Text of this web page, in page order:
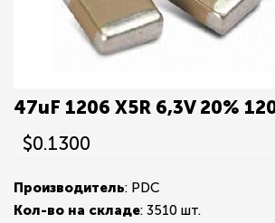
47uF 1206 X5R 6,3V 20%
$0.1300
Производитель: PDC
Кол-во на складе: 3510 шт.